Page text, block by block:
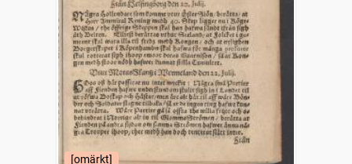
[omärkt]